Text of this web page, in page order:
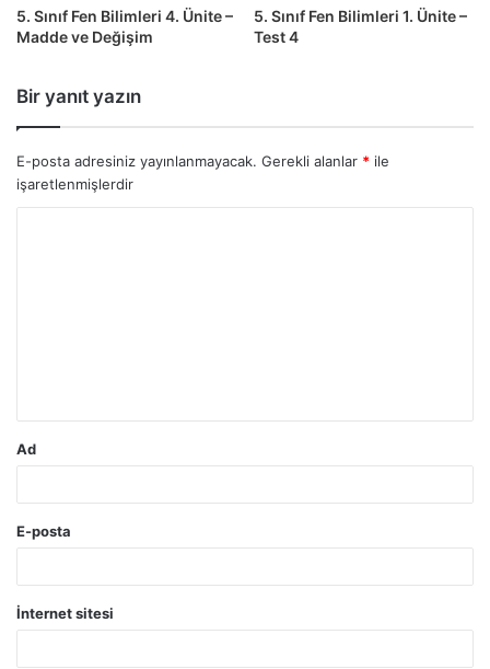
5. Sınıf Fen Bilimleri 4. Ünite –
Madde ve Değişim
5. Sınıf Fen Bilimleri 1. Ünite –
Test 4
Bir yanıt yazın
E-posta adresiniz yayınlanmayacak. Gerekli alanlar * ile
işaretlenmişlerdir
Ad
E-posta
İnternet sitesi